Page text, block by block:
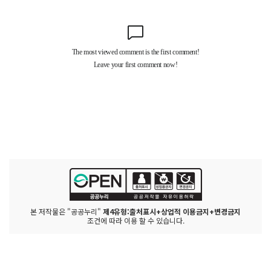
본 저작물은 "공공누리" 제4유형:출처표시+상업적 이용금지+변경금지
조건에 따라 이용 할 수 있습니다.